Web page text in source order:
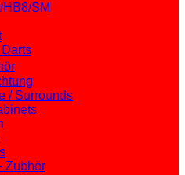
HB8/SM
/ Surrounds
Zubhör